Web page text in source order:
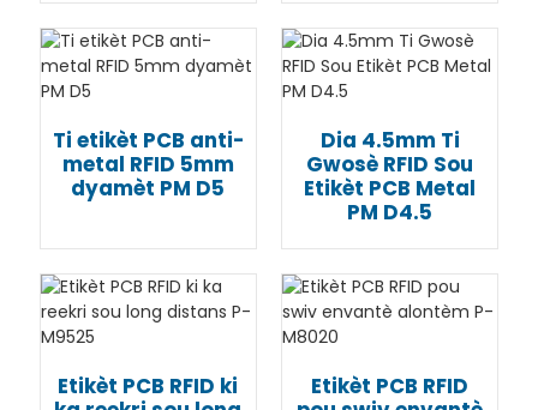
Ti etikèt PCB anti-
metal RFID 5mm
dyamèt PM D5
Dia 4.5mm Ti
Gwosè RFID Sou
Etikèt PCB Metal
PM D4.5
Etikèt PCB RFID ki
Etikèt PCB RFID